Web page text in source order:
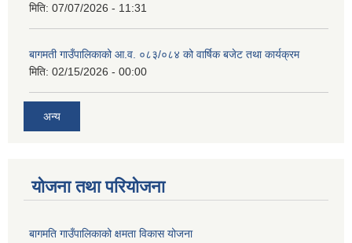
मिति: 07/07/2026 - 11:31
बागमती गाउँपालिकाको आ.व. ०८३/०८४ को वार्षिक बजेट तथा कार्यक्रम
मिति: 02/15/2026 - 00:00
अन्य
योजना तथा परियोजना
बागमति गाउँपालिकाको क्षमता विकास योजना